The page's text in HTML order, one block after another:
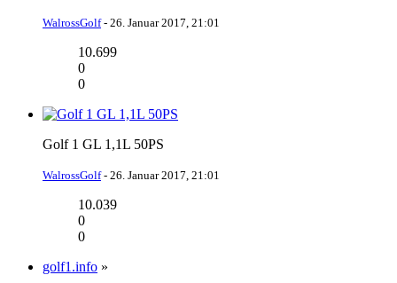
WalrossGolf- 26. Januar 2017, 21:01
10.699
0
0
Golf 1 GL 1,1L 50PS
WalrossGolf- 26. Januar 2017, 21:01
10.039
0
0
golf1.info »